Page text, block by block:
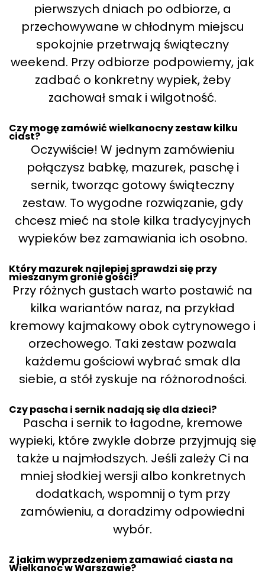
pierwszych dniach po odbiorze, a
przechowywane w chłodnym miejscu
spokojnie przetrwają świąteczny
weekend. Przy odbiorze podpowiemy, jak
zadbać o konkretny wypiek, żeby
zachował smak i wilgotność.
Czy mogę zamówić wielkanocny zestaw kilku
ciast?
Oczywiście! W jednym zamówieniu
połączysz babkę, mazurek, paschę i
sernik, tworząc gotowy świąteczny
zestaw. To wygodne rozwiązanie, gdy
chcesz mieć na stole kilka tradycyjnych
wypieków bez zamawiania ich osobno.
Który mazurek najlepiej sprawdzi się przy
mieszanym gronie gości?
Przy różnych gustach warto postawić na
kilka wariantów naraz, na przykład
kremowy kajmakowy obok cytrynowego i
orzechowego. Taki zestaw pozwala
każdemu gościowi wybrać smak dla
siebie, a stół zyskuje na różnorodności.
Czy pascha i sernik nadają się dla dzieci?
Pascha i sernik to łagodne, kremowe
wypieki, które zwykle dobrze przyjmują się
także u najmłodszych. Jeśli zależy Ci na
mniej słodkiej wersji albo konkretnych
dodatkach, wspomnij o tym przy
zamówieniu, a doradzimy odpowiedni
wybór.
Z jakim wyprzedzeniem zamawiać ciasta na
Wielkanoc w Warszawie?